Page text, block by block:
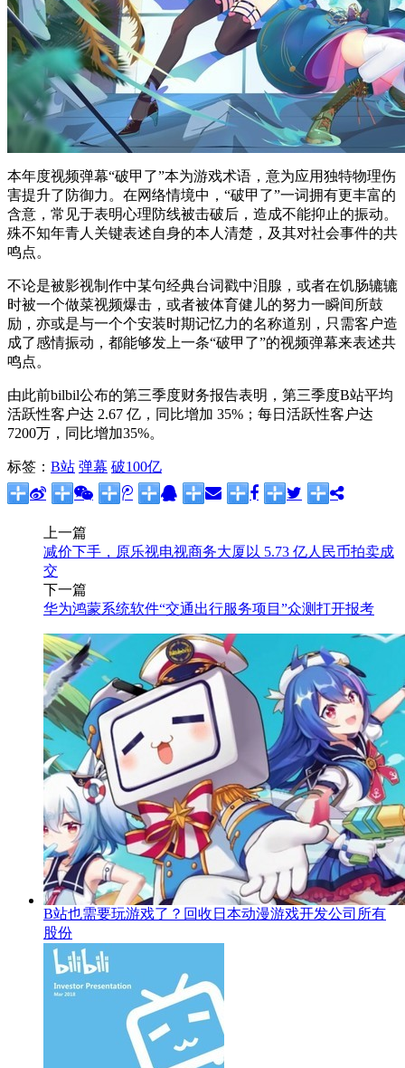
本年度视频弹幕“破甲了”本为游戏术语，意为应用独特物理伤
害提升了防御力。在网络情境中，“破甲了”一词拥有更丰富的
含意，常见于表明心理防线被击破后，造成不能抑止的振动。
殊不知年青人关键表述自身的本人清楚，及其对社会事件的共
鸣点。
不论是被影视制作中某句经典台词戳中泪腺，或者在饥肠辘辘
时被一个做菜视频爆击，或者被体育健儿的努力一瞬间所鼓
励，亦或是与一个个安装时期记忆力的名称道别，只需客户造
成了感情振动，都能够发上一条“破甲了”的视频弹幕来表述共
鸣点。
由此前bilbil公布的第三季度财务报告表明，第三季度B站平均
活跃性客户达 2.67 亿，同比增加 35%；每日活跃性客户达
7200万，同比增加35%。
标签： B站 弹幕 破100亿
上一篇
减价下手，原乐视电视商务大厦以 5.73 亿人民币拍卖成
交
下一篇
华为鸿蒙系统软件“交通出行服务项目”众测打开报考
B站也需要玩游戏了？回收日本动漫游戏开发公司所有
股份